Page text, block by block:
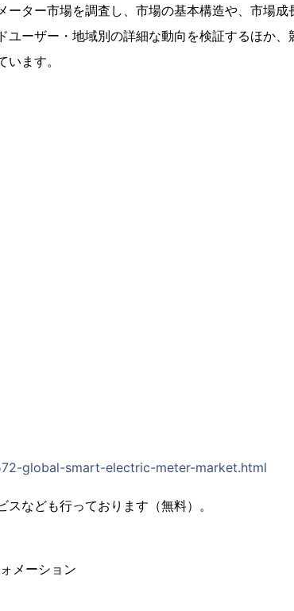
ーター市場を調査し、市場の基本構造や、市場成
ユーザー・地域別の詳細な動向を検証するほか、
ます。
global-smart-electric-meter-market.html
なども行っております（無料）。
メーション